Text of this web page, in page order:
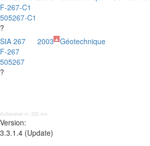
F-267-C1
505267-C1
?
SIA 267
F-267
505267
?
2003 Géotechnique
Aufbereitet in: 232 ms;
Version:
3.3.1.4 (Update)